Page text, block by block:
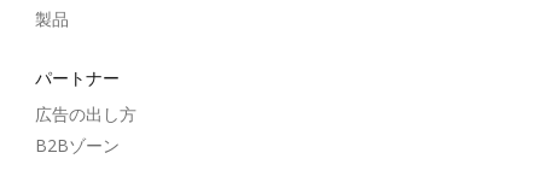
製品
パートナー
広告の出し方
B2Bゾーン